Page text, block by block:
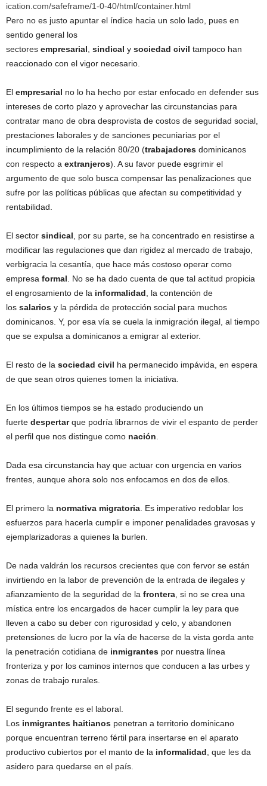
ication.com/safeframe/1-0-40/html/container.html
Pero no es justo apuntar el índice hacia un solo lado, pues en
sentido general los
sectores empresarial sindical y sociedad civil tampoco han
reaccionado con el vigor necesario.
El empresarial no lo ha hecho por estar enfocado en defender sus
intereses de corto plazo y aprovechar las circunstancias para
contratar mano de obra desprovista de costos de seguridad social,
prestaciones laborales y de sanciones pecuniarias por el
incumplimiento de la relación 80/20 (trabajadores dominicanos
con respecto a extranjeros). A su favor puede esgrimir el
argumento de que solo busca compensar las penalizaciones que
sufre por las políticas públicas que afectan su competitividad y
rentabilidad.
El sector sindical , por su parte, se ha concentrado en resistirse a
modificar las regulaciones que dan rigidez al mercado de trabajo,
verbigracia la cesantía, que hace más costoso operar como
empresa formal . No se ha dado cuenta de que tal actitud propicia
el engrosamiento de la informalidad , la contención de
los salarios y la pérdida de protección social para muchos
dominicanos. Y, por esa vía se cuela la inmigración ilegal, al tiempo
que se expulsa a dominicanos a emigrar al exterior.
El resto de la sociedad civil ha permanecido impávida, en espera
de que sean otros quienes tomen la iniciativa.
En los últimos tiempos se ha estado produciendo un
fuerte despertarque podría librarnos de vivir el espanto de perder
el perfil que nos distingue como nación
Dada esa circunstancia hay que actuar con urgencia en varios
frentes, aunque ahora solo nos enfocamos en dos de ellos.
El primero la normativa migratoria . Es imperativo redoblar los
esfuerzos para hacerla cumplir e imponer penalidades gravosas y
ejemplarizadoras a quienes la burlen.
De nada valdrán los recursos crecientes que con fervor se están
invirtiendo en la labor de prevención de la entrada de ilegales y
afianzamiento de la seguridad de la frontera , si no se crea una
mística entre los encargados de hacer cumplir la ley para que
lleven a cabo su deber con rigurosidad y celo, y abandonen
pretensiones de lucro por la vía de hacerse de la vista gorda ante
la penetración cotidiana de inmigrantes por nuestra línea
fronteriza y por los caminos internos que conducen a las urbes y
zonas de trabajo rurales.
El segundo frente es el laboral.
Los inmigrantes haitianos penetran a territorio dominicano
porque encuentran terreno fértil para insertarse en el aparato
productivo cubiertos por el manto de la informalidad , que les da
asidero para quedarse en el país.